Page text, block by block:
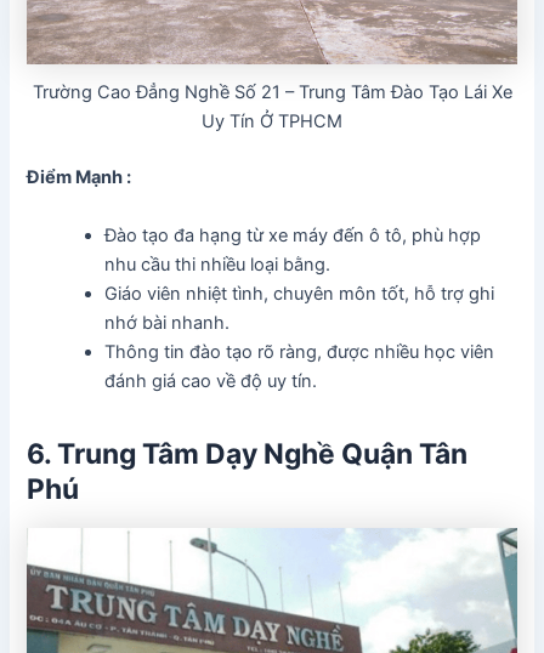
Trường Cao Đẳng Nghề Số 21 – Trung Tâm Đào Tạo Lái Xe
Uy Tín Ở TPHCM
Điểm Mạnh :
Đào tạo đa hạng từ xe máy đến ô tô, phù hợp
nhu cầu thi nhiều loại bằng.
Giáo viên nhiệt tình, chuyên môn tốt, hỗ trợ ghi
nhớ bài nhanh.
Thông tin đào tạo rõ ràng, được nhiều học viên
đánh giá cao về độ uy tín.
6. Trung Tâm Dạy Nghề Quận Tân
Phú